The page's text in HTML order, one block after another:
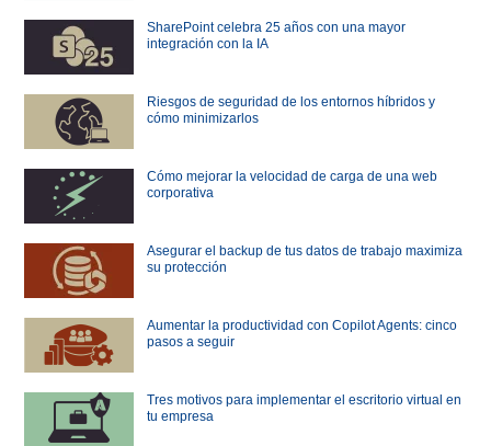
SharePoint celebra 25 años con una mayor
integración con la IA
Riesgos de seguridad de los entornos híbridos y
cómo minimizarlos
Cómo mejorar la velocidad de carga de una web
corporativa
Asegurar el backup de tus datos de trabajo maximiza
su protección
Aumentar la productividad con Copilot Agents: cinco
pasos a seguir
Tres motivos para implementar el escritorio virtual en
tu empresa